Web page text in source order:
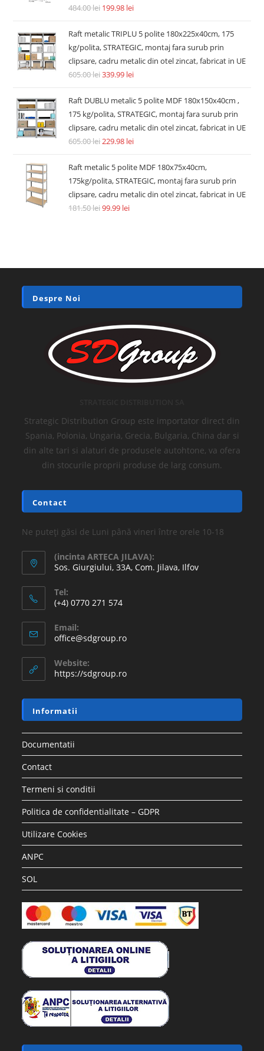
484.00lei 199.98 lei
Raft metalic TRIPLU 5 polite 180x225x40cm, 175
kg/polita, STRATEGIC, montaj fara surub prin
clipsare, cadru metalic din otel zincat, fabricat in UE
605.00lei339.99 lei
Raft DUBLU metalic 5 polite MDF 180x150x40cm ,
175 kg/polita, STRATEGIC, montaj fara surub prin
clipsare, cadru metalic din otel zincat, fabricat in UE
605.00lei 229.98 lei
Raft metalic 5 polite MDF 180x75x40cm,
175kg/polita, STRATEGIC, montaj fara surub prin
clipsare, cadru metalic din otel zincat, fabricat in UE
181.50lei99.99 lei
Despre Noi
Strategic Distribution Group este importator direct din
Spania, Polonia, Ungaria, Grecia, Bulgaria, China dar si
din alte tari si alaturi de produsele autohtone, va ofera
din stocurile proprii produse de larg consum.
Contact
Ne puteți găsi de Luni până vineri între orele 10-18
(incinta ARTECA JILAVA):
Sos. Giurgiului, 33A, Com. Jilava, Ilfov
Tel:
(+4) 0770 271 574
Email:
office@sdgroup.ro
Website:
https://sdgroup.ro
Informatii
Documentatii
Contact
Termeni si conditii
Politica de confidentialitate – GDPR
Utilizare Cookies
ANPC
SOL